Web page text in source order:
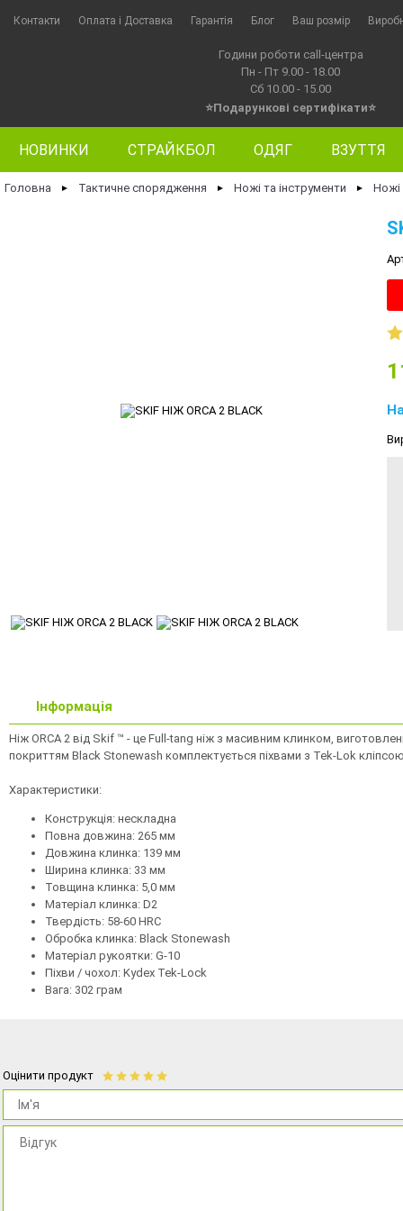
Контакти Оплата i Доставка Гарантія Блог Ваш розмір
Години роботи call-центра
Пн - Пт 9.00 - 18.00
Сб 10.00 - 15.00
⭐Подарункові сертифікати⭐
НОВИНКИ СТРАЙКБОЛ ОДЯГ ВЗУТТЯ
Головна ► Тактичне спорядження ► Ножі та інструменти ► Ножі
Інформація
Ніж ORCA 2 від Skif ™ - це Full-tang ніж з масивним клинком,
покриттям Black Stonewash комплектується піхвами з Tek-Lok
Характеристики:
Конструкція: нескладна
Повна довжина: 265 мм
Довжина клинка: 139 мм
Ширина клинка: 33 мм
Товщина клинка: 5,0 мм
Матеріал клинка: D2
Твердість: 58-60 HRC
Обробка клинка: Black Stonewash
Матеріал рукоятки: G-10
Піхви / чохол: Kydex Tek-Lock
Вага: 302 грам
Оцінити продукт